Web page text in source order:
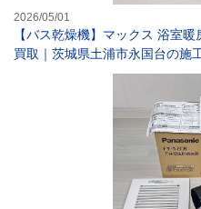
2026/05/01
【バス乾燥機】マックス 浴室
買取｜茨城県土浦市永国台の施